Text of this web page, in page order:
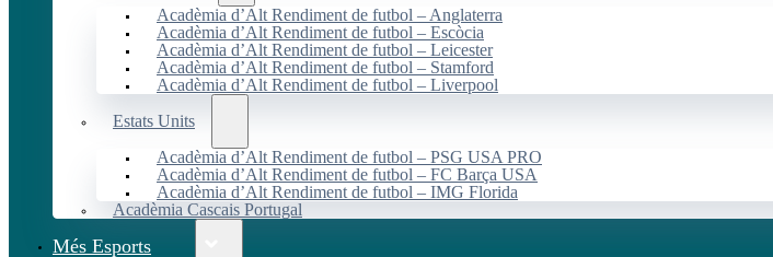
Acadèmia d’Alt Rendiment de futbol – Anglaterra
Acadèmia d’Alt Rendiment de futbol – Escòcia
Acadèmia d’Alt Rendiment de futbol – Leicester
Acadèmia d’Alt Rendiment de futbol – Stamford
Acadèmia d’Alt Rendiment de futbol – Liverpool
Estats Units
Acadèmia d’Alt Rendiment de futbol – PSG USA PRO
Acadèmia d’Alt Rendiment de futbol – FC Barça USA
Acadèmia d’Alt Rendiment de futbol – IMG Florida
Acadèmia Cascais Portugal
Més Esports